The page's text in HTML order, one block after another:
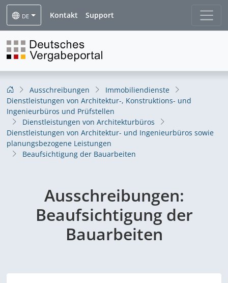
DE Kontakt Support
Ausschreibungen
Immobiliendienste
Dienstleistungen von Architektur-, Konstruktions- und
Ingenieurbüros und Prüfstellen
Dienstleistungen von Architekturbüros
Dienstleistungen von Architektur- und Ingenieurbüros sowie
planungsbezogene Leistungen
Beaufsichtigung der Bauarbeiten
Ausschreibungen:
Beaufsichtigung der
Bauarbeiten